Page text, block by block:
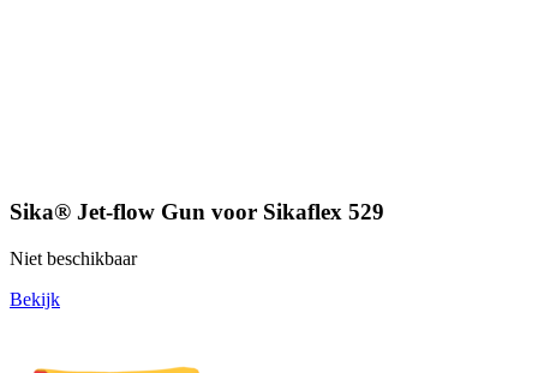
Sika® Jet-flow Gun voor Sikaflex 529
Niet beschikbaar
Bekijk